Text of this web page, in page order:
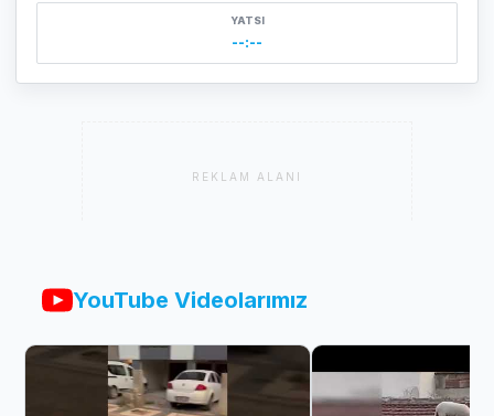
YATSI
--:--
REKLAM ALANI
YouTube Videolarımız